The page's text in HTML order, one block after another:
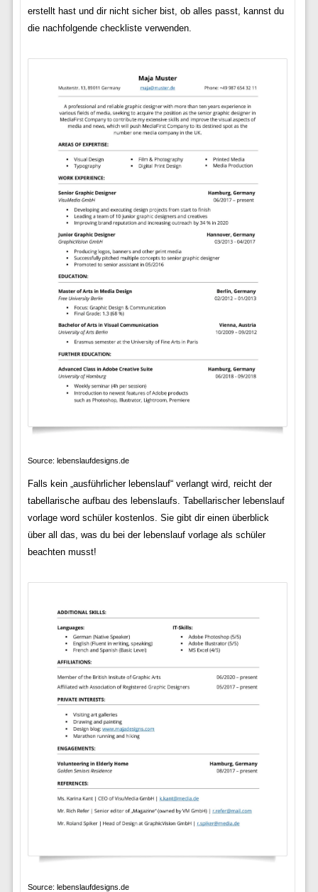
erstellt hast und dir nicht sicher bist, ob alles passt, kannst du
die nachfolgende checkliste verwenden.
Source: lebenslaufdesigns.de
Falls kein „ausführlicher lebenslauf“ verlangt wird, reicht der
tabellarische aufbau des lebenslaufs. Tabellarischer lebenslauf
vorlage word schüler kostenlos. Sie gibt dir einen überblick
über all das, was du bei der lebenslauf vorlage als schüler
beachten musst!
Source: lebenslaufdesigns.de